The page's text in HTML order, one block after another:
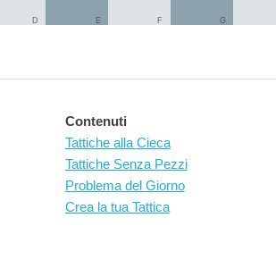
D E F G
Contenuti
Tattiche alla Cieca
Tattiche Senza Pezzi
Problema del Giorno
Crea la tua Tattica